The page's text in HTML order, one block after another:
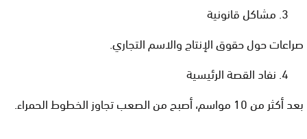
مشاكل قانونية
صراعات حول حقوق الإنتاج والاسم التجاري.
نفاد القصة الرئيسية
بعد أكثر من 10 مواسم، أصبح من الصعب تجاوز الخطوط الحمراء.